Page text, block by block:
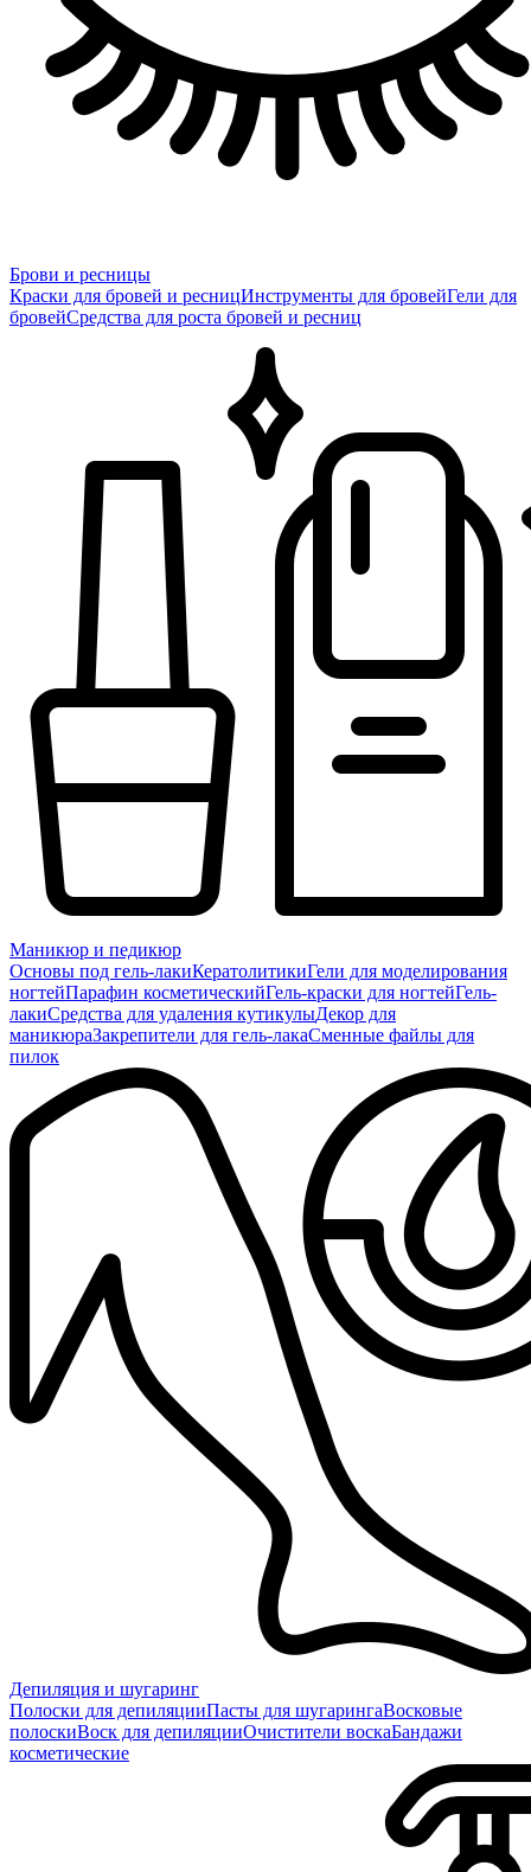
Брови и ресницы
Краски для бровей и ресницИнструменты для бровейГели для
бровейСредства для роста бровей и ресниц
Маникюр и педикюр
Основы под гель-лакиКератолитикиГели для моделирования
ногтейПарафин косметическийГель-краски для ногтейГель-
лакиСредства для удаления кутикулыДекор для
маникюраЗакрепители для гель-лакаСменные файлы для
пилок
Депиляция и шугаринг
Полоски для депиляцииПасты для шугарингаВосковые
полоскиВоск для депиляцииОчистители воскаБандажи
косметические